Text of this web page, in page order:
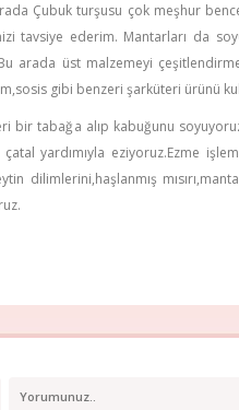
Çubuk turşusu çok meşhur
tavsiye ederim. Mantarları da
arada üst malzemeyi
gibi benzeri şarküteri ürünü
bir tabağa alıp kabuğunu
yardımıyla eziyoruz.Ezme
dilimlerini,haşlanmış